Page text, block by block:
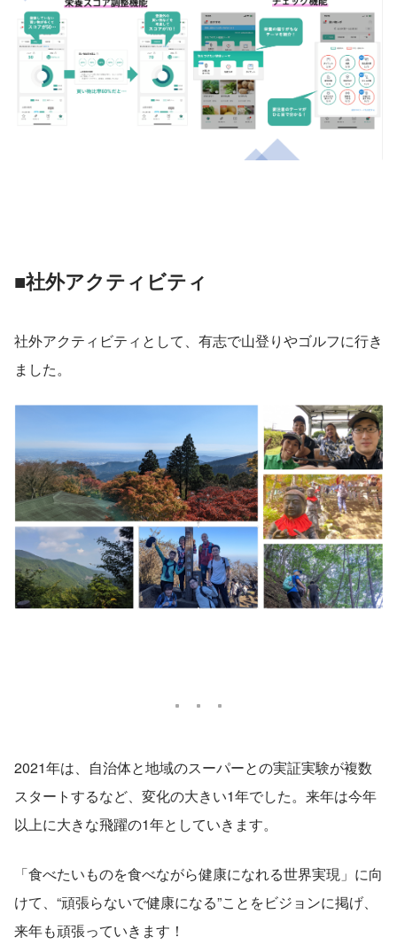
■社外アクティビティ
社外アクティビティとして、有志で山登りやゴルフに行き
ました。
2021年は、自治体と地域のスーパーとの実証実験が複数
スタートするなど、変化の大きい1年でした。来年は今年
以上に大きな飛躍の1年としていきます。
​「食べたいものを食べながら健康になれる世界実現」に向
けて、“頑張らないで健康になる”ことをビジョンに掲げ、
来年も頑張っていきます！